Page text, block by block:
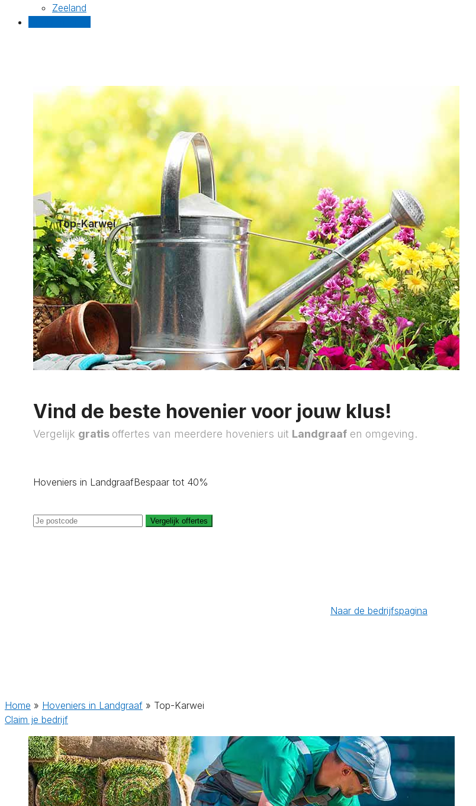
Zeeland
Top-Karwei
Landgraaf
Vind de beste hovenier voor jouw klus!
Vergelijk gratis offertes van meerdere hoveniers uit Landgraaf en omgeving.
Hoveniers in LandgraafBespaar tot 40%
Vergelijk offertes
Naar de bedrijfspagina
Home » Hoveniers in Landgraaf » Top-Karwei
Claim je bedrijf